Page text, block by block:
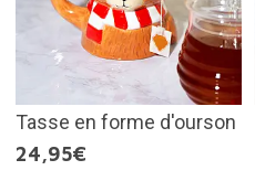
Tasse en forme d'ourson
24,95€